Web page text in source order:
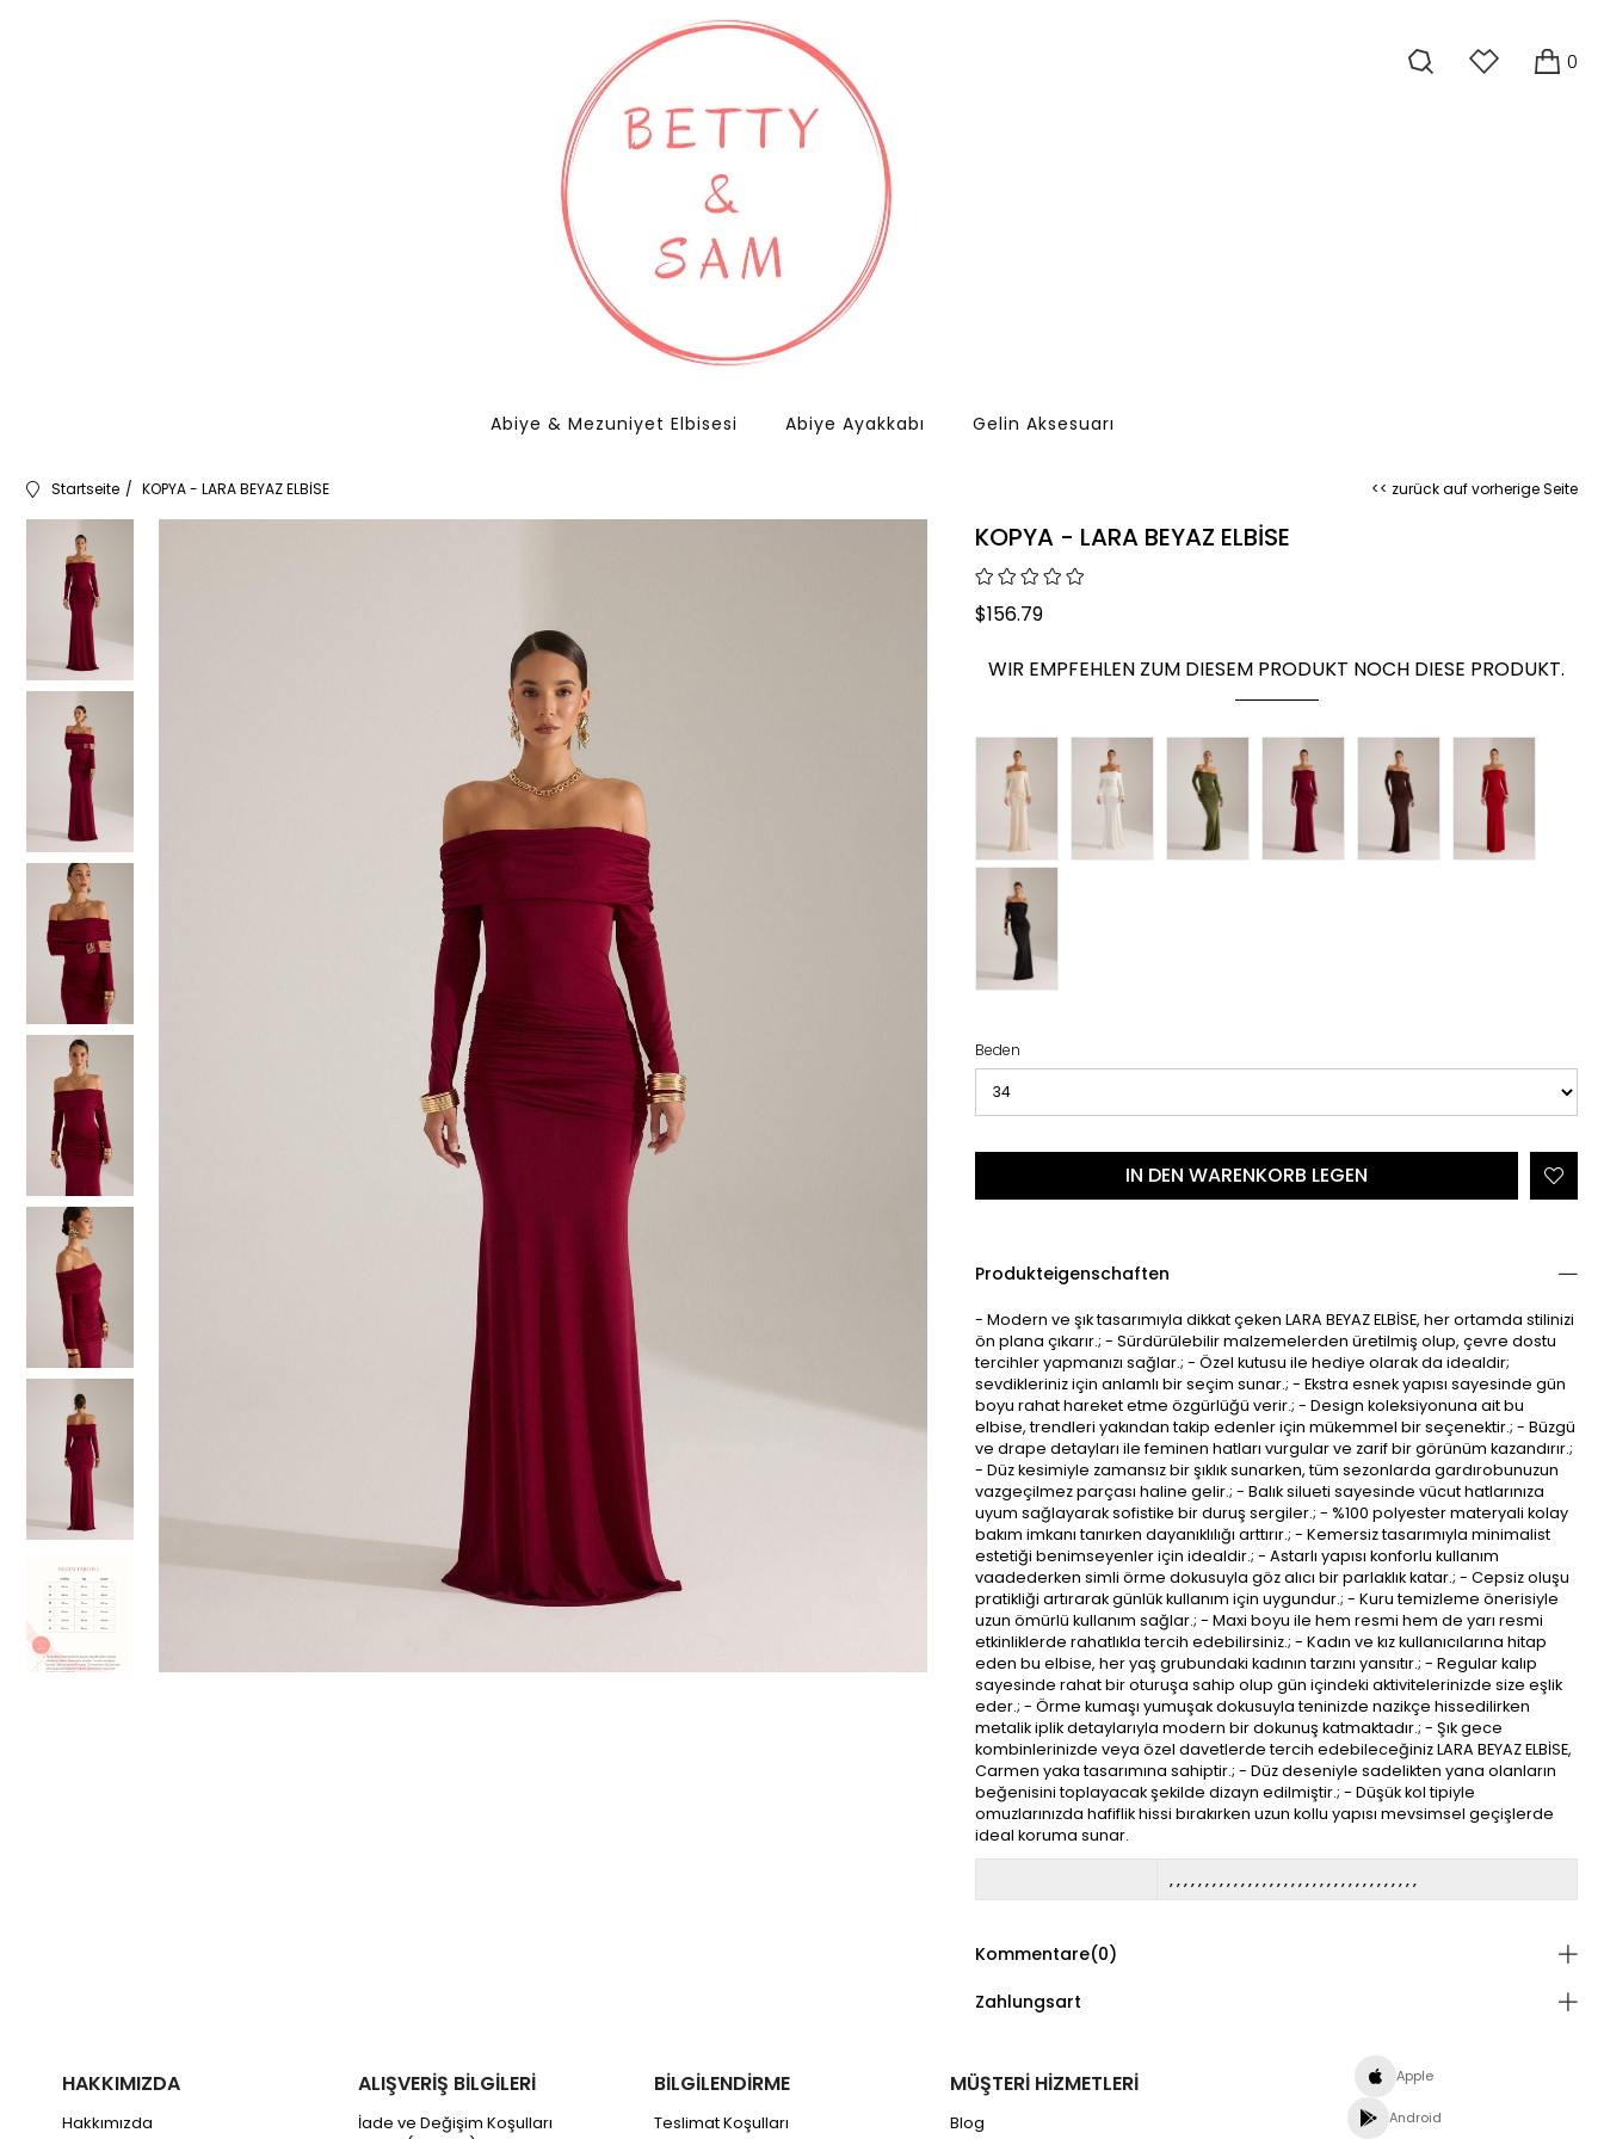
0
Abiye & Mezuniyet Elbisesi Abiye Ayakkabı Gelin Aksesuarı
Startseite KOPYA - LARA BEYAZ ELBİSE << zurück auf vorherige Seite
KOPYA - LARA BEYAZ ELBİSE
$156.79
WIR EMPFEHLEN ZUM DIESEM PRODUKT NOCH DIESE PRODUKT.
Beden
Produkteigenschaften
- Modern ve şık tasarımıyla dikkat çeken LARA BEYAZ ELBİSE, her ortamda stilinizi
ön plana çıkarır.; - Sürdürülebilir malzemelerden üretilmiş olup, çevre dostu
tercihler yapmanızı sağlar.; - Özel kutusu ile hediye olarak da idealdir;
sevdikleriniz için anlamlı bir seçim sunar.; - Ekstra esnek yapısı sayesinde gün
boyu rahat hareket etme özgürlüğü verir.; - Design koleksiyonuna ait bu
elbise, trendleri yakından takip edenler için mükemmel bir seçenektir.; - Büzgü
ve drape detayları ile feminen hatları vurgular ve zarif bir görünüm kazandırır.;
- Düz kesimiyle zamansız bir şıklık sunarken, tüm sezonlarda gardırobunuzun
vazgeçilmez parçası haline gelir.; - Balık silueti sayesinde vücut hatlarınıza
uyum sağlayarak sofistike bir duruş sergiler.; - %100 polyester materyali kolay
bakım imkanı tanırken dayanıklılığı arttırır.; - Kemersiz tasarımıyla minimalist
estetiği benimseyenler için idealdir.; - Astarlı yapısı konforlu kullanım
vaadederken simli örme dokusuyla göz alıcı bir parlaklık katar.; - Cepsiz oluşu
pratikliği artırarak günlük kullanım için uygundur.; - Kuru temizleme önerisiyle
uzun ömürlü kullanım sağlar.; - Maxi boyu ile hem resmi hem de yarı resmi
etkinliklerde rahatlıkla tercih edebilirsiniz.; - Kadın ve kız kullanıcılarına hitap
eden bu elbise, her yaş grubundaki kadının tarzını yansıtır.; - Regular kalıp
sayesinde rahat bir oturuşa sahip olup gün içindeki aktivitelerinizde size eşlik
eder.; - Örme kumaşı yumuşak dokusuyla teninizde nazikçe hissedilirken
metalik iplik detaylarıyla modern bir dokunuş katmaktadır.; - Şık gece
kombinlerinizde veya özel davetlerde tercih edebileceğiniz LARA BEYAZ ELBİSE,
Carmen yaka tasarımına sahiptir.; - Düz deseniyle sadelikten yana olanların
beğenisini toplayacak şekilde dizayn edilmiştir.; - Düşük kol tipiyle
omuzlarınızda hafiflik hissi bırakırken uzun kollu yapısı mevsimsel geçişlerde
ideal koruma sunar.
Kommentare(0)
Zahlungsart
HAKKIMIZDA
Hakkımızda
ALIŞVERİŞ BİLGİLERİ
İade ve Değişim Koşulları
BİLGİLENDİRME
Teslimat Koşulları
MÜŞTERİ HİZMETLERİ
Blog
Apple
Android